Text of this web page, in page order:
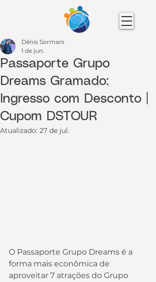
Passaporte Grupo
Dreams Gramado:
Ingresso com Desconto |
Cupom DSTOUR
Dênis Sormani
1 de jun.
Atualizado: 27 de jul.
O Passaporte Grupo Dreams é a
forma mais econômica de
aproveitar 7 atrações do Grupo